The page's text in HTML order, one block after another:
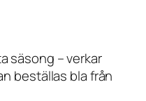
säsong – verkar
beställas bla från